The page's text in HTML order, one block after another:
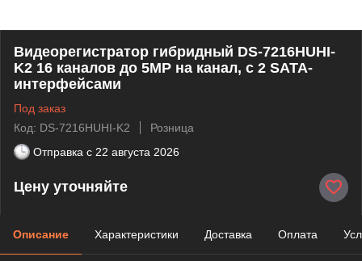
Видеорегистратор гибридный DS-7216HUHI-
K2 16 каналов до 5MP на канал, с 2 SATA-
интерфейсами
Под заказ
Код: DS-7216HUHI-K2
Розница
Отправка с 22 августа 2026
Цену уточняйте
Описание Характеристики Доставка Оплата